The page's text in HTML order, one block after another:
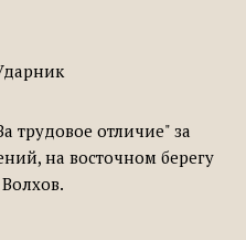
трудовое отличие" за
на восточном берегу